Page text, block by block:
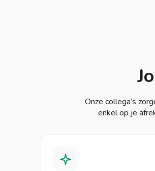
Onze collega’s
enkel op je